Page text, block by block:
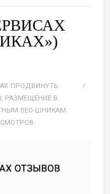
ПРОДВИНУТЬ
, РАЗМЕЩЕНИЕ В
SEO-ШНИКАМ